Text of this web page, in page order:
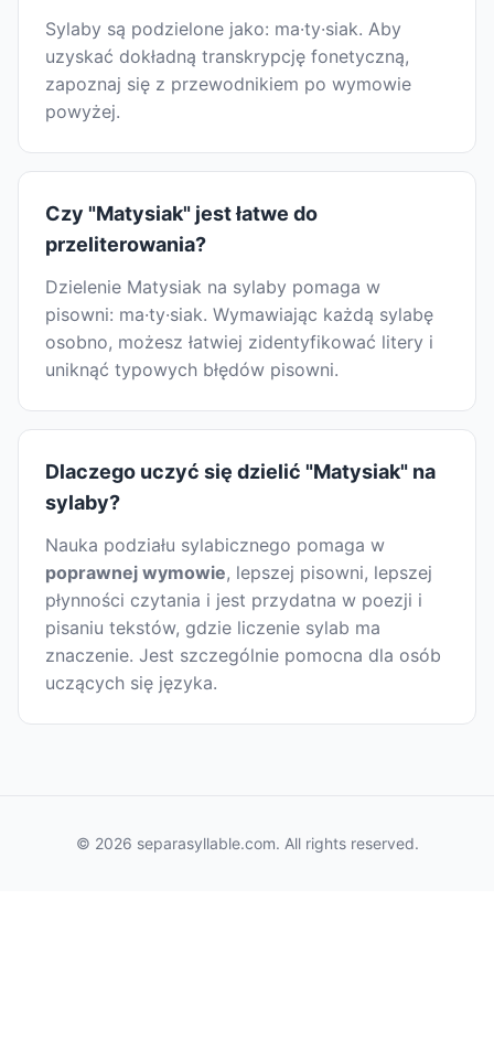
Sylaby są podzielone jako: ma·ty·siak. Aby
uzyskać dokładną transkrypcję fonetyczną,
zapoznaj się z przewodnikiem po wymowie
powyżej.
Czy "Matysiak" jest łatwe do
przeliterowania?
Dzielenie Matysiak na sylaby pomaga w
pisowni: ma·ty·siak. Wymawiając każdą sylabę
osobno, możesz łatwiej zidentyfikować litery i
uniknąć typowych błędów pisowni.
Dlaczego uczyć się dzielić "Matysiak" na
sylaby?
Nauka podziału sylabicznego pomaga w
poprawnej wymowie, lepszej pisowni, lepszej
płynności czytania i jest przydatna w poezji i
pisaniu tekstów, gdzie liczenie sylab ma
znaczenie. Jest szczególnie pomocna dla osób
uczących się języka.
© 2026 separasyllable.com. All rights reserved.